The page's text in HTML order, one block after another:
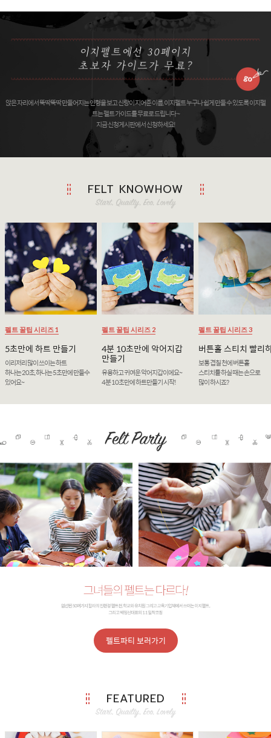
앉은 자리에서 뚝딱뚝딱 만들어지는 인형을 보고 신랑이 지어준 이름, 이지펠트 누구나 쉽게 만들 수 있도록 이지펠
트는 펠트 가이드를 무료로 드립니다 ~
지금 신청게시판에서 신청하세요!
FELT KNOWHOW
펠트 꿀팁 시리즈 1
5초만에 하트 만들기
이리저리 많이 쓰이는 하트
하나는 20초, 하나는 5초만에 만들수
있어요~
펠트 꿀팁 시리즈 2
4분 10초만에 악어지갑
만들기
유용하고 귀여운 악어지갑이에요~
4분 10초만에 하트만들기 시작!
펠트 꿀팁 시리즈 3
버튼홀 스티치 빨리
보통 겹칠 천에 버튼홀
스티치를 하실 때는 손으로
많이 하시죠?
펠트파티 보러가기
FEATURED